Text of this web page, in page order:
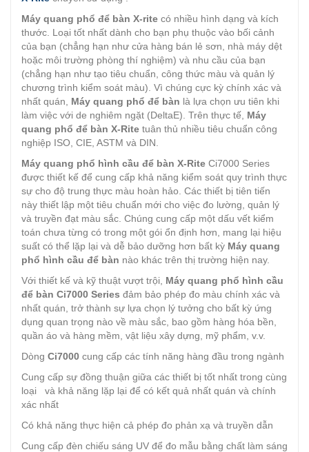
Máy quang phổ để bàn X-rite có nhiều hình dạng và kích
thước. Loại tốt nhất dành cho bạn phụ thuộc vào bối cảnh
của bạn (chẳng hạn như cửa hàng bán lẻ sơn, nhà máy dệt
hoặc môi trường phòng thí nghiệm) và nhu cầu của bạn
(chẳng hạn như tạo tiêu chuẩn, công thức màu và quản lý
chương trình kiểm soát màu). Vì chúng cực kỳ chính xác và
nhất quán, Máy quang phổ để bàn là lựa chọn ưu tiên khi
làm việc với de nghiêm ngặt (DeltaE). Trên thực tế, Máy
quang phổ để bàn X-Rite tuân thủ nhiều tiêu chuẩn công
nghiệp ISO, CIE, ASTM và DIN.
Máy quang phổ hình cầu để bàn X-Rite Ci7000 Series
được thiết kế để cung cấp khả năng kiểm soát quy trình thực
sự cho độ trung thực màu hoàn hảo. Các thiết bị tiên tiến
này thiết lập một tiêu chuẩn mới cho việc đo lường, quản lý
và truyền đạt màu sắc. Chúng cung cấp một dấu vết kiểm
toán chưa từng có trong một gói ổn định hơn, mang lại hiệu
suất có thể lặp lại và dễ bảo dưỡng hơn bất kỳ Máy quang
phổ hình cầu để bàn nào khác trên thị trường hiện nay.
Với thiết kế và kỹ thuật vượt trội, Máy quang phổ hình cầu
để bàn Ci7000 Series đảm bảo phép đo màu chính xác và
nhất quán, trở thành sự lựa chọn lý tưởng cho bất kỳ ứng
dụng quan trọng nào về màu sắc, bao gồm hàng hóa bền,
quần áo và hàng mềm, vật liệu xây dựng, mỹ phẩm, v.v.
Dòng Ci7000 cung cấp các tính năng hàng đầu trong ngành
Cung cấp sự đồng thuận giữa các thiết bị tốt nhất trong cùng
loại và khả năng lặp lại để có kết quả nhất quán và chính
xác nhất
Có khả năng thực hiện cả phép đo phản xạ và truyền dẫn
Cung cấp đèn chiếu sáng UV để đo mẫu bằng chất làm sáng